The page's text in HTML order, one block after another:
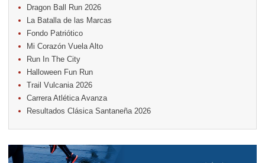
25. Run Alajuela
31.
Halloween Fun Run
Noviembre
08. Lindora Run
15. Entre Pan y Rosas
Diciembre
Trail Vulcania 2026
12. Media Maratón Puntarenas 2026
Dragon Ball Run 2026
La Batalla de las Marcas
Fondo Patriótico
Mi Corazón Vuela Alto
Run In The City
Halloween Fun Run
Trail Vulcania 2026
Carrera Atlética Avanza
Resultados Clásica Santaneña 2026